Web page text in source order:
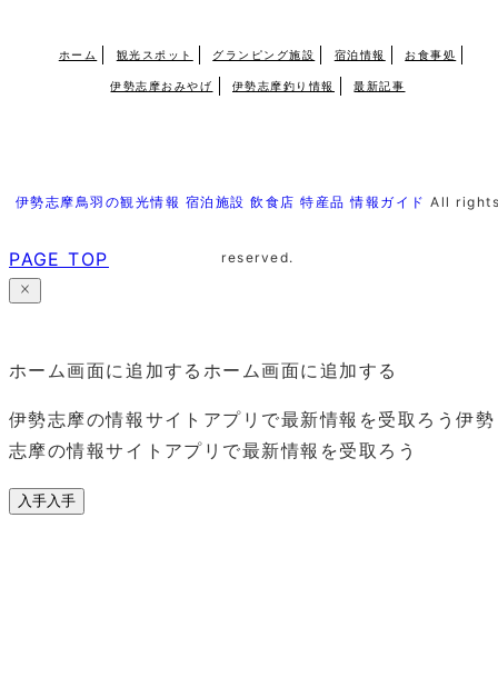
ホーム 観光スポット グランピング施設 宿泊情報 お食事処
伊勢志摩おみやげ 伊勢志摩釣り情報 最新記事
伊勢志摩鳥羽の観光情報 宿泊施設 飲食店 特産品 情報ガイド All
reserved.
PAGE TOP
ホーム画面に追加する ホーム画面に追加する
伊勢志摩の情報サイトアプリで最新情報を受取ろう伊勢
志摩の情報サイトアプリで最新情報を受取ろう
入手 入手